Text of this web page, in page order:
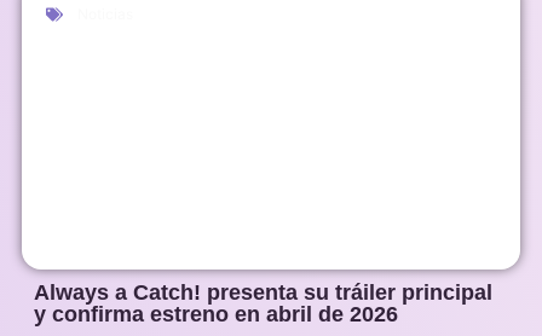
Always a Catch! presenta su tráiler principal
y confirma estreno en abril de 2026